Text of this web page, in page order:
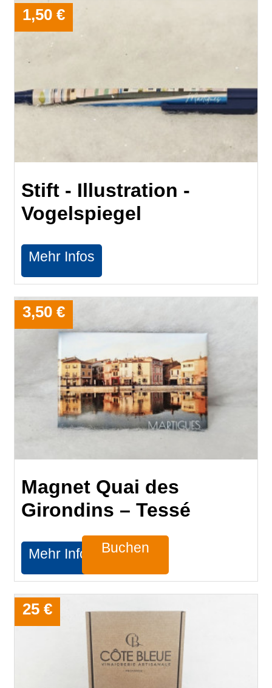
Stift - Illustration -
Vogelspiegel
1,50 €
Mehr Infos
Magnet Quai des
Girondins – Tessé
3,50 €
Mehr Infos Buchen
25 €